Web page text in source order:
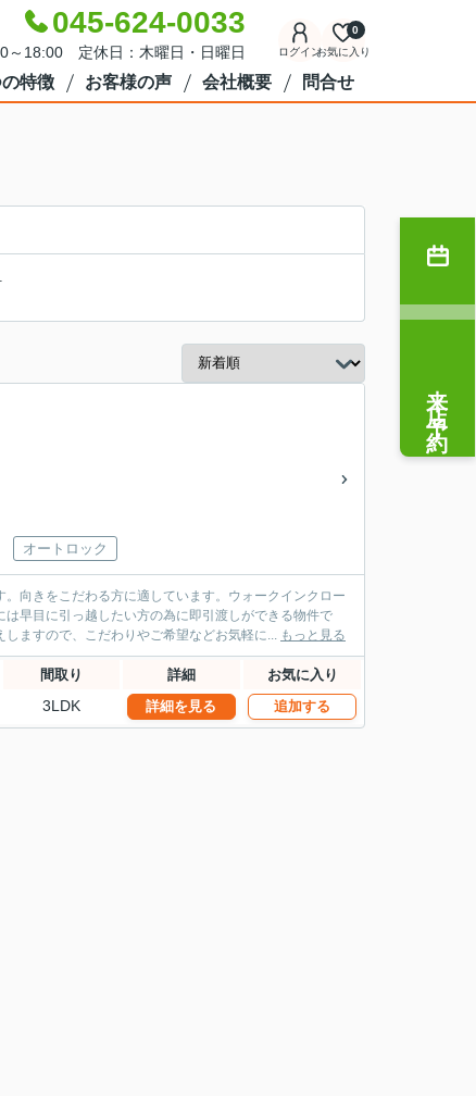
045-624-0033
～18:00 定休日：木曜日・日曜日 ログインお気に入り
0
特徴 お客様の声 会社概要 問合せ
オートロック
向きをこだわる方に適しています。ウォークインクロー
早目に引っ越したい方の為に即引渡しができる物件で
ますので、こだわりやご希望などお気軽に... もっと見る
間取り 詳細 お気に入り
3LDK 詳細を見る 追加する
来店予約